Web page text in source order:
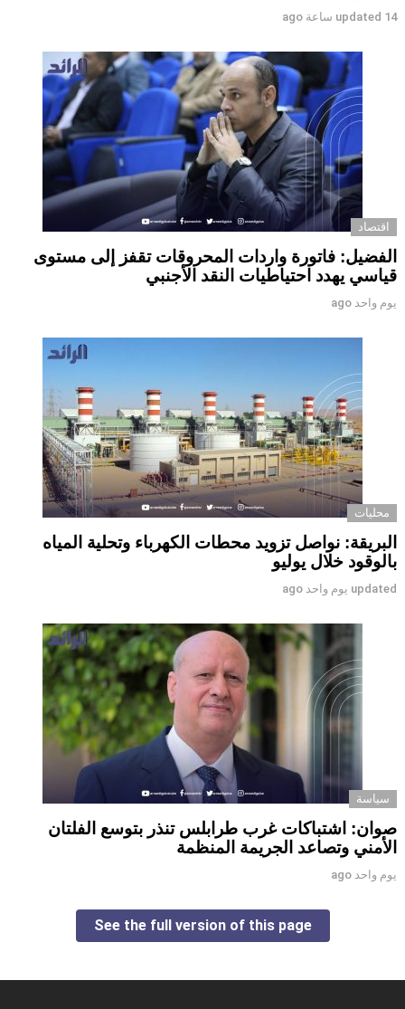
updated 14 ساعة ago
اقتصاد
الفضيل: فاتورة واردات المحروقات تقفز إلى مستوى
قياسي يهدد احتياطيات النقد الأجنبي
يوم واحد ago
محليات
البريقة: نواصل تزويد محطات الكهرباء وتحلية المياه
بالوقود خلال يوليو
updated يوم واحد ago
سياسة
صوان: اشتباكات غرب طرابلس تنذر بتوسع الفلتان
الأمني وتصاعد الجريمة المنظمة
يوم واحد ago
See the full version of this page